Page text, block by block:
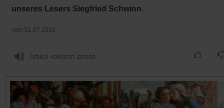
unseres Lesers Siegfried Schwinn.
vom 01.07.2026
Artikel vorlesen lassen